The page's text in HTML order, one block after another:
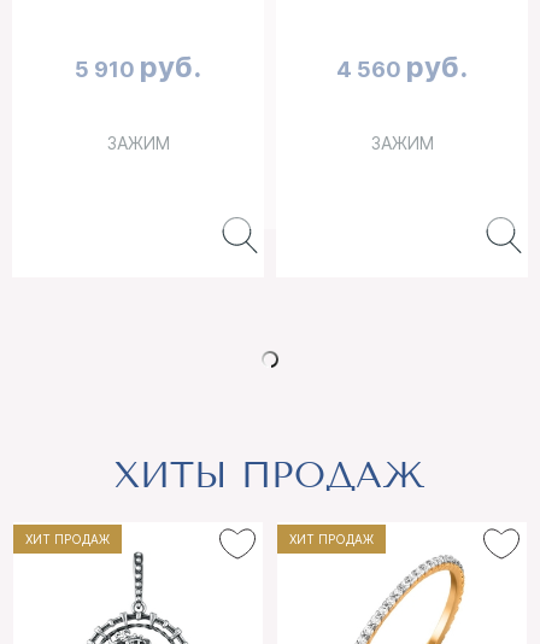
5 910 руб.
ЗАЖИМ
4 560 руб.
ЗАЖИМ
ХИТЫ ПРОДАЖ
ХИТ ПРОДАЖ ХИТ ПРОДАЖ